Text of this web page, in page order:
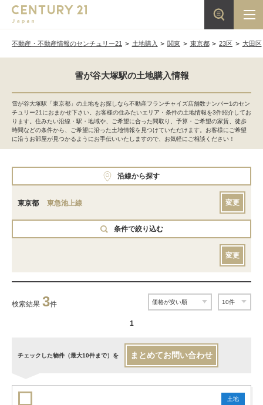
不動産・不動産情報のセンチュリー21 土地購入 関東 東京都 23区 大田区
雪が谷大塚駅の土地購入情報
雪が谷大塚駅「東京都」の土地をお探しなら不動産フランチャイズ店舗数ナンバー1のセン
チュリー21におまかせ下さい。お客様の住みたいエリア・条件の土地情報を3件紹介してお
ります。住みたい沿線・駅・地域や、ご希望に合った間取り、予算・ご希望の家賃、徒歩
時間などの条件から、ご希望に沿った土地情報を見つけていただけます。お客様にご希望
に沿うお部屋が見つかるようにお手伝いいたしますので、お気軽にご相談ください！
沿線から探す
東京都 東急池上線 変更
条件で絞り込む
変更
検索結果 3件
1
チェックした物件（最大10件まで）を まとめてお問い合わせ
土地